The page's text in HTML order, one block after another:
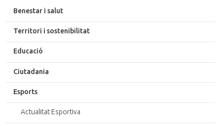
Benestar i salut
Territori i sostenibilitat
Educació
Ciutadania
Esports
Actualitat Esportiva